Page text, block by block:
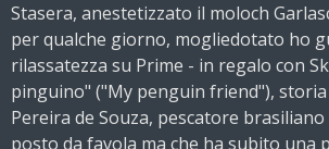
Stasera, anestetizzato il moloch
per qualche giorno, mogliedotato ho
rilassatezza su Prime - in regalo con
pinguino" ("My penguin friend"), storia
Pereira de Souza, pescatore brasiliano
posto da favola ma che ha subito una